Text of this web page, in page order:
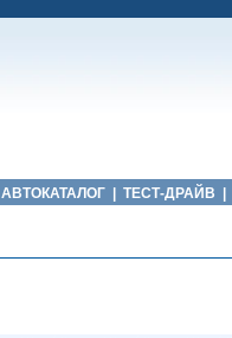
АВТОКАТАЛОГ ТЕСТ-ДРАЙВ